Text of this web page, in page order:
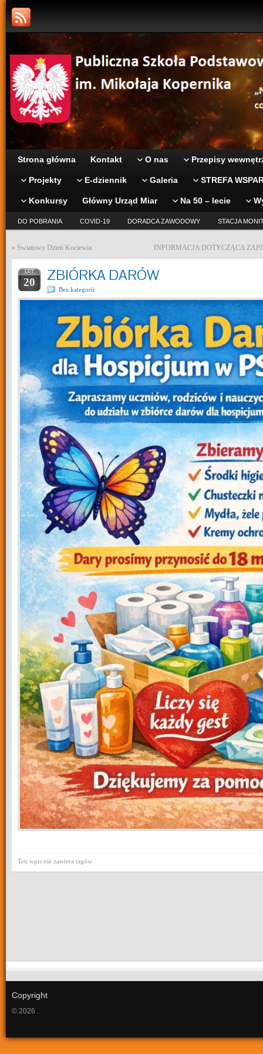
Strona główna Kontakt O nas Przepisy
Projekty E-dziennik Galeria STREFA
Konkursy Główny Urząd Miar Na 50 – lecie
DO POBRANIA COVID-19 DORADCA ZAWODOWY STACJA
« Światowy Dzień Kociewia INFORMACJA DOTYCZĄCA
LUT
20 ZBIÓRKA DARÓW
Bez kategorii
Ten wpis nie zawiera tagów
Copyright
© 2026 .